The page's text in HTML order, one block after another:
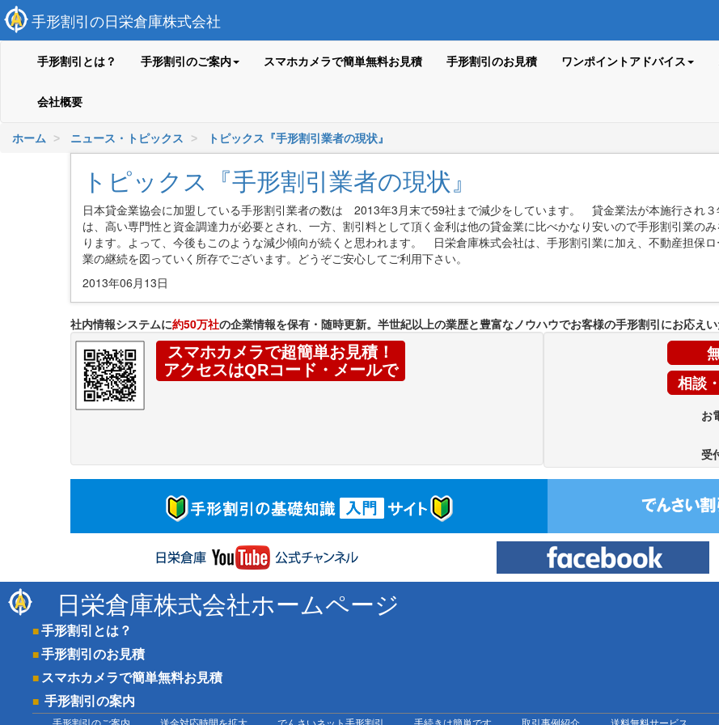
手形割引の日栄倉庫株式会社
手形割引とは？ 手形割引のご案内 スマホカメラで簡単無料お見積 手形割引のお見積 ワンポイントアドバイス
会社概要
ホーム ニュース・トピックス トピックス『手形割引業者の現状』
トピックス『手形割引業者の現状』
日本貸金業協会に加盟している手形割引業者の数は 2013年3月末で59社まで減少をしています。 貸金業法が本施行され
は、高い専門性と資金調達力が必要とされ、一方、割引料として頂く金利は他の貸金業に比べかなり安いので手形割引業の
ります。よって、今後もこのような減少傾向が続くと思われます。 日栄倉庫株式会社は、手形割引業に加え、不動産担保
業の継続を図っていく所存でございます。どうぞご安心してご利用下さい。
2013年06月13日
社内情報システムに約50万社の企業情報を保有・随時更新。半世紀以上の業歴と豊富なノウハウでお客様の手形割引にお応えい
スマホカメラで超簡単お見積！
アクセスはQRコード・メールで
相談
お
受
日栄倉庫株式会社ホームページ
手形割引とは？
手形割引のお見積
スマホカメラで簡単無料お見積
手形割引の案内